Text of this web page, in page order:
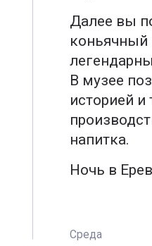
Далее вы
коньячный
В музее
историей и
напитка.
Ночь в
Среда